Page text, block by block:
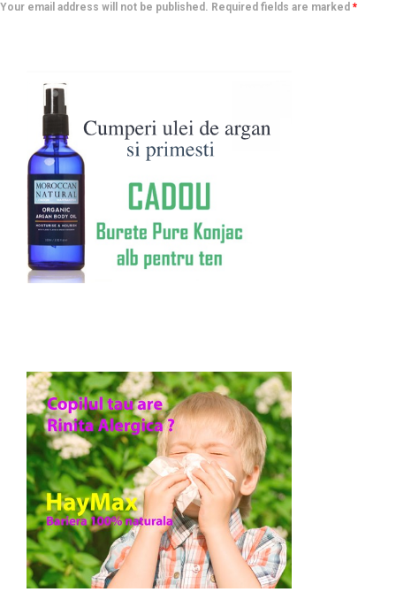
Your email address will not be published. Required fields are marked *